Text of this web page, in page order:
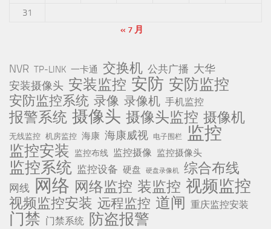
31
« 7 月
NVR TP-LINK 一卡通 交换机 公共广播 大华
安装摄像头 安装监控 安防 安防监控
安防监控系统 录像 录像机 手机监控
报警系统 摄像头 摄像头监控 摄像机
无线监控 机房监控 海康 海康威视 电子围栏 监控
监控安装 监控布线 监控摄像 监控摄像头
监控系统 监控设备 硬盘 硬盘录像机 综合布线
网线 网络 网络监控 装监控 视频监控
视频监控安装 远程监控 道闸 重庆监控安装
门禁 门禁系统 防盗报警